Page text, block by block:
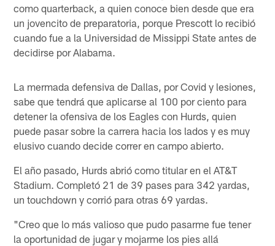
como quarterback, a quien conoce bien desde que era
un jovencito de preparatoria, porque Prescott lo recibió
cuando fue a la Universidad de Missippi State antes de
decidirse por Alabama.
La mermada defensiva de Dallas, por Covid y lesiones,
sabe que tendrá que aplicarse al 100 por ciento para
detener la ofensiva de los Eagles con Hurds, quien
puede pasar sobre la carrera hacia los lados y es muy
elusivo cuando decide correr en campo abierto.
El año pasado, Hurds abrió como titular en el AT&T
Stadium. Completó 21 de 39 pases para 342 yardas,
un touchdown y corrió para otras 69 yardas.
"Creo que lo más valioso que pudo pasarme fue tener
la oportunidad de jugar y mojarme los pies allá